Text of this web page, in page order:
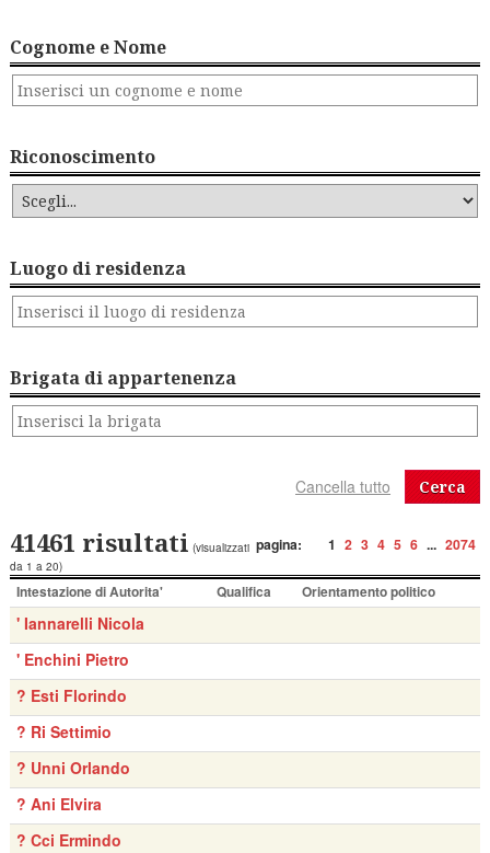
Cognome e Nome
Riconoscimento
Luogo di residenza
Brigata di appartenenza
Cerca
pagina: 1 2 3 4 5 6 ... 2074
41461 risultati (visualizzati
da 1 a 20)
Intestazione di Autorita' Qualifica Orientamento politico
' Iannarelli Nicola
' Enchini Pietro
? Esti Florindo
? Ri Settimio
? Unni Orlando
? Ani Elvira
? Cci Ermindo